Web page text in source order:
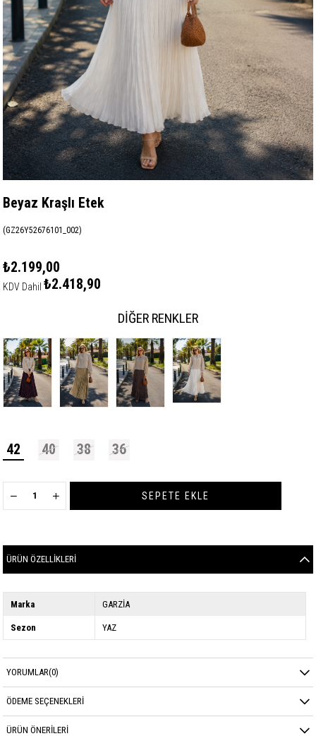
Beyaz Kraşlı Etek
(GZ26Y52676101_002)
₺2.199,00
KDV Dahil ₺2.418,90
DIĞER RENKLER
42 40 38 36
ÜRÜN ÖZELLIKLERI
Marka GARZİA
Sezon YAZ
YORUMLAR(0)
ÖDEME SEÇENEKLERI
ÜRÜN ÖNERILERI